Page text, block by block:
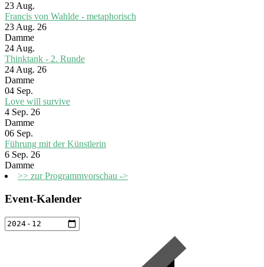
23 Aug.
Francis von Wahlde - metaphorisch
23 Aug. 26
Damme
24 Aug.
Thinktank - 2. Runde
24 Aug. 26
Damme
04 Sep.
Love will survive
4 Sep. 26
Damme
06 Sep.
Führung mit der Künstlerin
6 Sep. 26
Damme
>> zur Programmvorschau ->
Event-Kalender